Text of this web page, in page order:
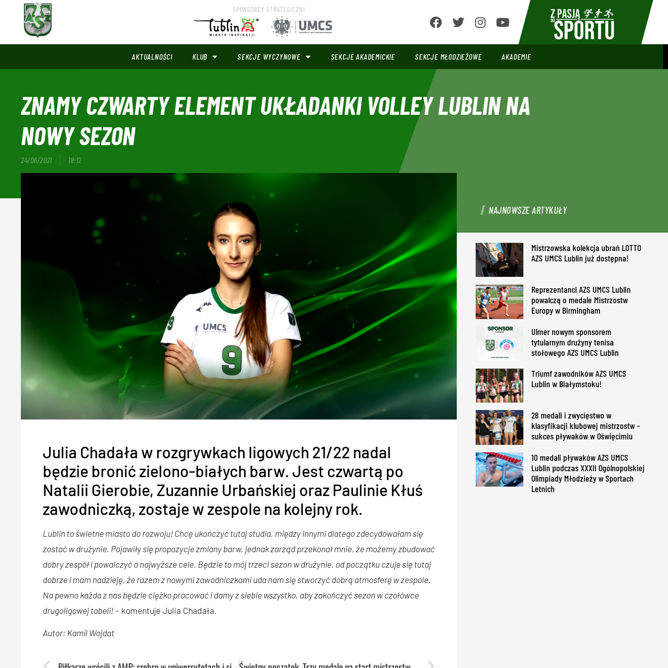
SPONSORZY STRATEGICZNI
AKTUALNOŚCI KLUB SEKCJE WYCZYNOWE SEKCJE AKADEMICKIE SEKCJE MŁODZIEŻOWE AKADEMIE
ZNAMY CZWARTY ELEMENT UKŁADANKI VOLLEY LUBLIN NA
NOWY SEZON
24/06/2021 18:12
Julia Chadała w rozgrywkach ligowych 21/22 nadal
będzie bronić zielono-białych barw. Jest czwartą po
Natalii Gierobie, Zuzannie Urbańskiej oraz Paulinie Kłuś
zawodniczką, zostaje w zespole na kolejny rok.
Lublin to świetne miasto do rozwoju! Chcę ukończyć tutaj studia, między innymi dlatego zdecydowałam się
zostać w drużynie. Pojawiły się propozycje zmiany barw, jednak zarząd przekonał mnie, że możemy zbudować
dobry zespół i powalczyć o najwyższe cele. Będzie to mój trzeci sezon w drużynie, od początku czuje się tutaj
dobrze i mam nadzieję, że razem z nowymi zawodniczkami uda nam się stworzyć dobrą atmosferę w zespole.
Na pewno każda z nas będzie ciężko pracować i damy z siebie wszystko, aby zakończyć sezon w czołówce
drugoligowej tabeli!– komentuje Julia Chadała.
Autor: Kamil Wojdat
NAJNOWSZE ARTYKUŁY
Mistrzowska kolekcja ubrań LOTTO
AZS UMCS Lublin już dostępna!
Reprezentanci AZS UMCS Lublin
powalczą o medale Mistrzostw
Europy w Birmingham
Ulmer nowym sponsorem
tytularnym drużyny tenisa
stołowego AZS UMCS Lublin
Triumf zawodników AZS UMCS
Lublin w Białymstoku!
28 medali i zwycięstwo w
klasyfikacji klubowej mistrzostw –
sukces pływaków w Oświęcimiu
10 medali pływaków AZS UMCS
Lublin podczas XXXII Ogólnopolskiej
Olimpiady Młodzieży w Sportach
Letnich